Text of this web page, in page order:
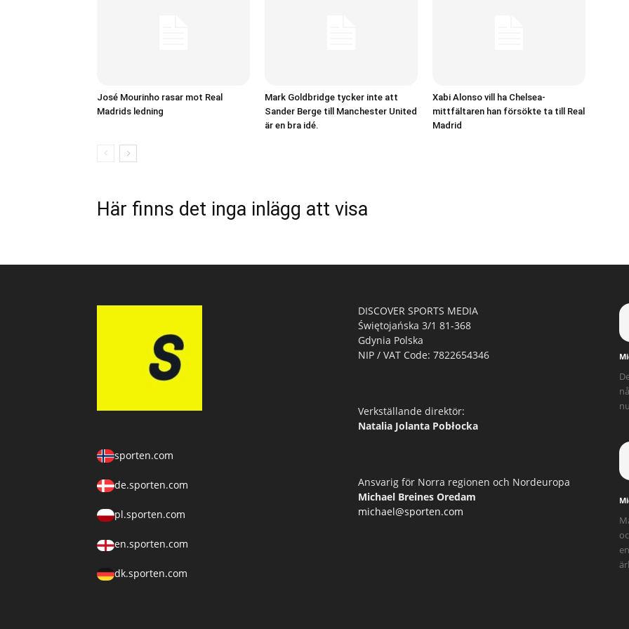
José Mourinho rasar mot Real
Madrids ledning
Mark Goldbridge tycker inte att
Sander Berge till Manchester United
är en bra idé.
Xabi Alonso vill ha Chelsea-
mittfältaren han försökte ta till Real
Madrid
Här finns det inga inlägg att visa
sporten.com
de.sporten.com
pl.sporten.com
en.sporten.com
dk.sporten.com
DISCOVER SPORTS MEDIA
Świętojańska 3/1 81-368
Gdynia Polska
NIP / VAT Code: 7822654346
Verkställande direktör:
Natalia Jolanta Pobłocka
Ansvarig för Norra regionen och Nordeuropa
Michael Breines Oredam
michael@sporten.com